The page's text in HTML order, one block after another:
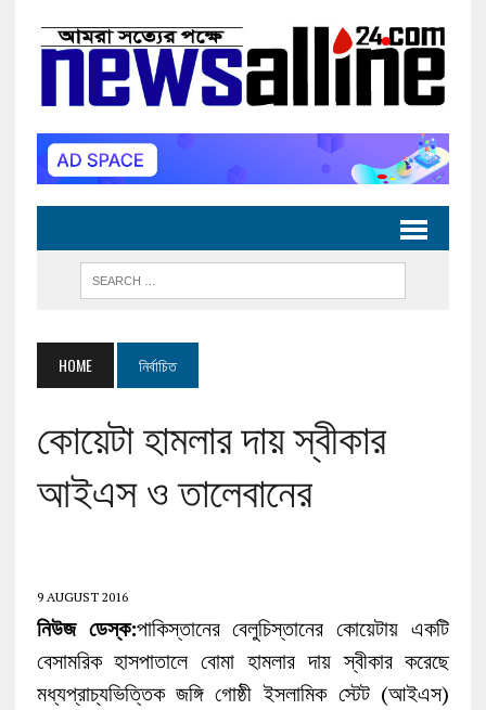
HOME নির্বাচিত
কোয়েটা হামলার দায় স্বীকার
আইএস ও তালেবানের
9 AUGUST 2016
নিউজ ডেস্ক:পাকিস্তানের বেলুচিস্তানের কোয়েটায় একটি
বেসামরিক হাসপাতালে বোমা হামলার দায় স্বীকার করেছে
মধ্যপ্রাচ্যভিত্তিক জঙ্গি গোষ্ঠী ইসলামিক স্টেট (আইএস)